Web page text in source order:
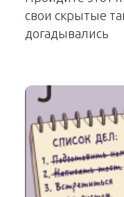
свои скрытые
догадывались